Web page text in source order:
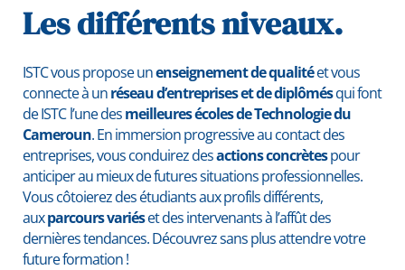
Les différents niveaux.
ISTC vous propose unenseignement de qualitéet vous
connecte à unréseau d’entreprises et de diplômésqui font
de ISTC l’une desmeilleures écoles de Technologie du
Cameroun. En immersion progressive au contact des
entreprises, vous conduirez desactions concrètespour
anticiper au mieux de futures situations professionnelles.
Vous côtoierez des étudiants aux profils différents,
auxparcours variéset des intervenants à l’affût des
dernières tendances. Découvrez sans plus attendre votre
future formation !